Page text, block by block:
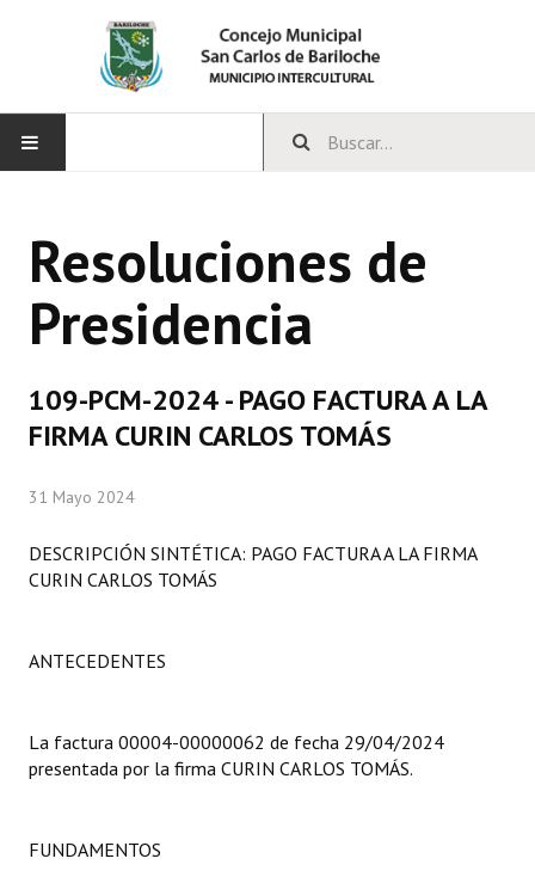
CONCEJO
Bloques Políticos
Comisiones Permanentes
Concejales Mandato Cumplido
Programas
Constitución Nacional
Carta Orgánica 2007
Digesto
Resoluciones de
Presidencia
109-PCM-2024 - PAGO FACTURA A LA
FIRMA CURIN CARLOS TOMÁS
31 Mayo 2024
DESCRIPCIÓN SINTÉTICA: PAGO FACTURA A LA FIRMA
CURIN CARLOS TOMÁS
ANTECEDENTES
La factura 00004-00000062 de fecha 29/04/2024
presentada por la firma CURIN CARLOS TOMÁS.
FUNDAMENTOS